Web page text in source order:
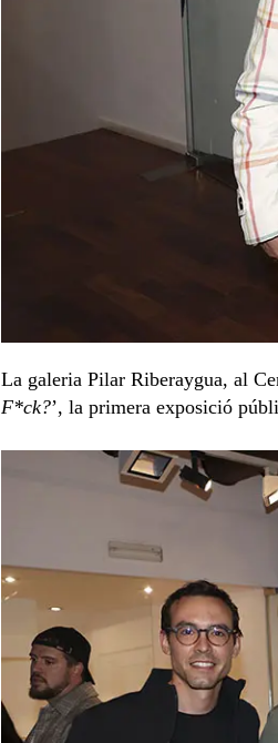
La galeria Pilar Riberaygua, al
F*ck?’, la primera exposició